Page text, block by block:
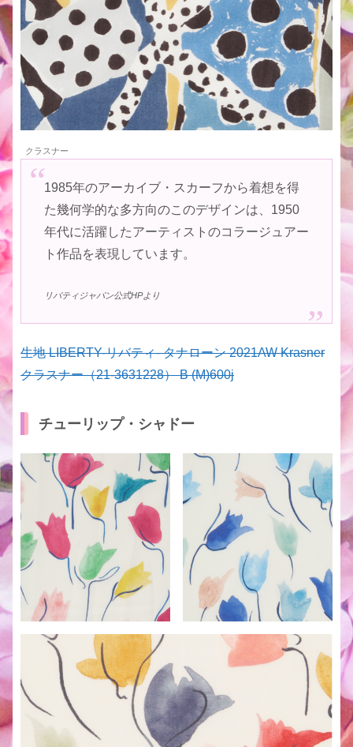
クラスナー
1985年のアーカイブ・スカーフから着想を得
た幾何学的な多方向のこのデザインは、1950
年代に活躍したアーティストのコラージュアー
ト作品を表現しています。
リバティジャパン公式HPより
生地 LIBERTY-リバティ- タナローン 2021AW Krasner
クラスナー（21-3631228） B (M)600j
チューリップ・シャドー